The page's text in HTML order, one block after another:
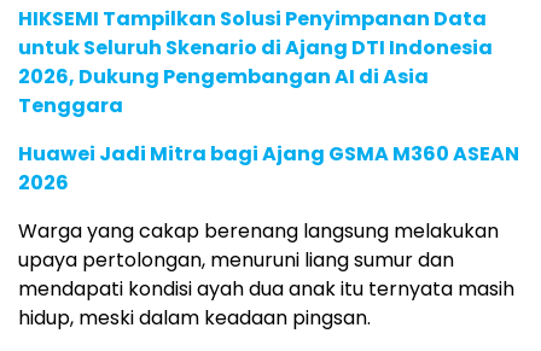
HIKSEMI Tampilkan Solusi Penyimpanan Data
untuk Seluruh Skenario di Ajang DTI Indonesia
2026, Dukung Pengembangan AI di Asia
Tenggara
Huawei Jadi Mitra bagi Ajang GSMA M360 ASEAN
2026
Warga yang cakap berenang langsung melakukan
upaya pertolongan, menuruni liang sumur dan
mendapati kondisi ayah dua anak itu ternyata masih
hidup, meski dalam keadaan pingsan.